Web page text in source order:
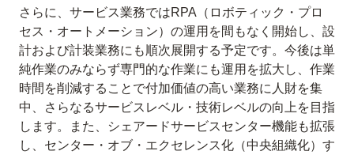
さらに、サービス業務ではRPA（ロボティック・プロ
セス・オートメーション）の運用を間もなく開始し、設
計および計装業務にも順次展開する予定です。今後は単
純作業のみならず専門的な作業にも運用を拡大し、作業
時間を削減することで付加価値の高い業務に人財を集
中、さらなるサービスレベル・技術レベルの向上を目指
します。また、シェアードサービスセンター機能も拡張
し、センター・オブ・エクセレンス化（中央組織化）す